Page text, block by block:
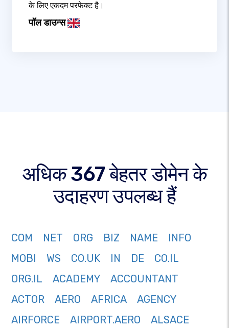
के लिए एकदम परफेक्ट है।
पॉल डाउन्स
अधिक 367 बेहतर डोमेन के
उदाहरण उपलब्ध हैं
COM NET ORG BIZ NAME
INFO
MOBI
WS CO.UK IN DE
CO.IL
ORG.IL
ACADEMY
ACCOUNTANT
ACTOR
AERO AFRICA
AGENCY
AIRFORCE
AIRPORT.AERO
ALSACE